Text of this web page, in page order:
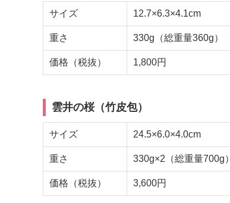
サイズ 12.7×6.3×4.1cm
重さ 330g（総重量360g）
価格（税抜） 1,800円
雲井の桜（竹皮包）
サイズ 24.5×6.0×4.0cm
重さ 330g×2（総重量700g）
価格（税抜） 3,600円